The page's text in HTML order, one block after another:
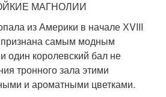
из Америки в начале ХVIII
самым модным
один королевский бал не
тронного зала этими
и ароматными цветками.